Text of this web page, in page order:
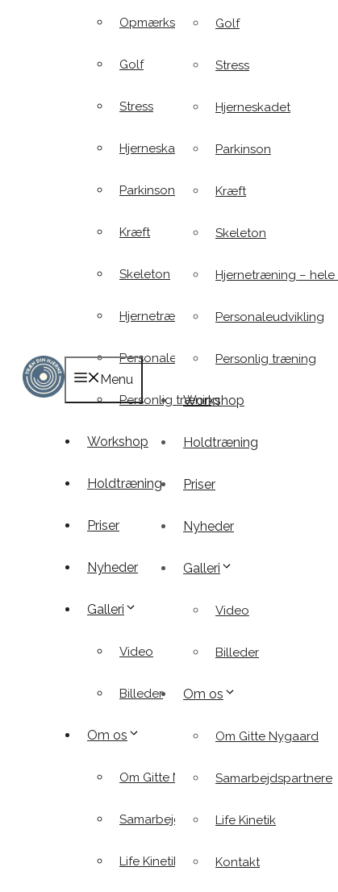
Opmærksomhedsforstyrrelser
Golf
Stress
Hjerneskadet
Parkinson
Kræft
Skeleton
Hjernetræning – hele livet
Personaleudvikling
Personlig træning
Workshop
Holdtræning
Priser
Nyheder
Galleri
Video
Billeder
Om os
Om Gitte Nygaard
Samarbejdspartnere
Life Kinetik
Menu
Golf
Stress
Hjerneskadet
Parkinson
Kræft
Skeleton
Hjernetræning – hele
Personaleudvikling
Personlig træning
Workshop
Holdtræning
Priser
Nyheder
Galleri
Video
Billeder
Om os
Om Gitte Nygaard
Samarbejdspartnere
Life Kinetik
Kontakt